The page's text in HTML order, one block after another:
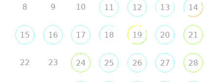
8 9 10 11 12 13 14
15 16 17 18 19 20 21
22 23 24 25 26 27 28